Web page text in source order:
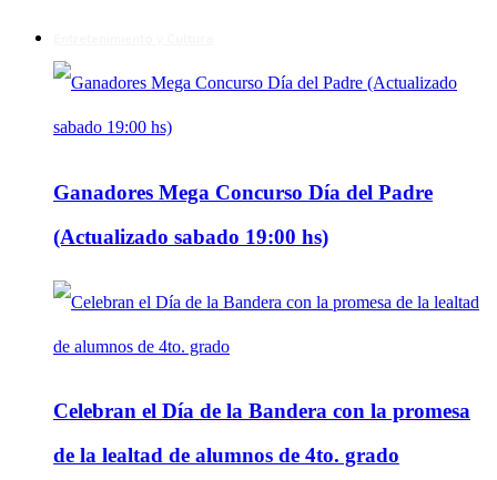
Ganadores Mega Concurso Día del Padre
(Actualizado sabado 19:00 hs)
Celebran el Día de la Bandera con la promesa
de la lealtad de alumnos de 4to. grado